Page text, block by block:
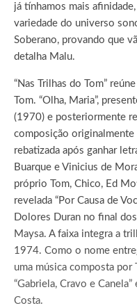
já tínhamos mais
variedade do universo
Soberano, provando que
detalha Malu.
“Nas Trilhas do Tom”
Tom. “Olha, Maria”,
(1970) e posteriormente
composição originalmente
rebatizada após ganhar
Buarque e Vinicius de
próprio Tom, Chico, Ed
revelada “Por Causa de
Dolores Duran no final
Maysa. A faixa integra a
1974. Como o nome
uma música composta
“Gabriela, Cravo e
Costa.